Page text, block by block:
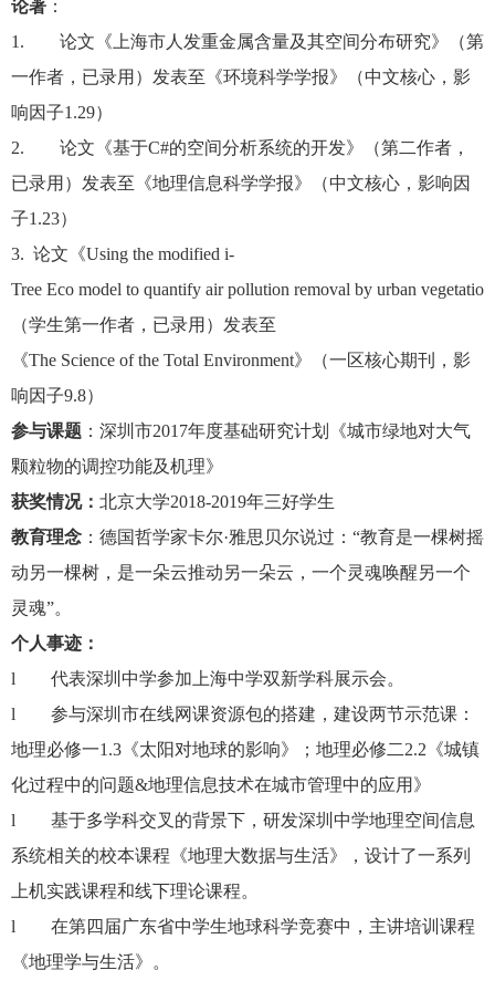
论著 ：
1. 论文《上海市人发重金属含量及其空间分布研究》（第
一作者，已录用）发表至《环境科学学报》（中文核心，影
响因子1.29）
2. 论文《基于C#的空间分析系统的开发》（第二作者，
已录用）发表至《地理信息科学学报》（中文核心，影响因
子1.23）
3. 论文《Using the modified i-
Tree Eco model to quantify air pollution removal by urban vegetation
（学生第一作者，已录用）发表至
《The Science of the Total Environment》（一区核心期刊，影
响因子9.8）
参与课题 ：深圳市2017年度基础研究计划《城市绿地对大气
颗粒物的调控功能及机理》
获奖情况： 北京大学2018-2019年三好学生
教育理念 ：德国哲学家卡尔·雅思贝尔说过： “教育是一棵树摇
动另一棵树，是一朵云推动另一朵云，一个灵魂唤醒另一个
灵魂”。
个人事迹：
l
代表深圳中学参加上海中学双新学科展示会。
l
参与深圳市在线网课资源包的搭建，建设两节示范课：
地理必修一1.3 《太阳对地球的影响》；地理必修二2.2 《城镇
化过程中的问题&地理信息技术在城市管理中的应用》
l
基于多学科交叉的背景下，研发深圳中学地理空间信息
系统相关的校本课程《地理大数据与生活》，设计了一系列
上机实践课程和线下理论课程。
l
在第四届广东省中学生地球科学竞赛中，主讲培训课程
《地理学与生活》。